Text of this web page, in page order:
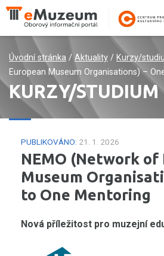
Úvodní stránka / Aktuality / Kurzy/
European Museum Organisations) –
KURZY/STUDIUM
PUBLIKOVÁNO: 21. 1. 2026
NEMO (Network of
Museum
to One Mentoring
Nová příležitost pro muzejní